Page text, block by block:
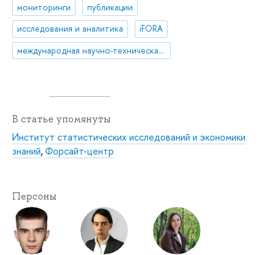
мониторинги
публикации
исследования и аналитика
iFORA
международная научно-техническая политика
В статье упомянуты
Институт статистических исследований и экономики
знаний,Форсайт-центр
Персоны